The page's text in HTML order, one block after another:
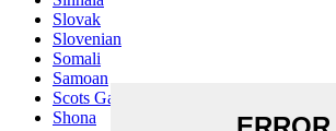
Slovak
Slovenian
Somali
Samoan
Scots Gaelic
Shona